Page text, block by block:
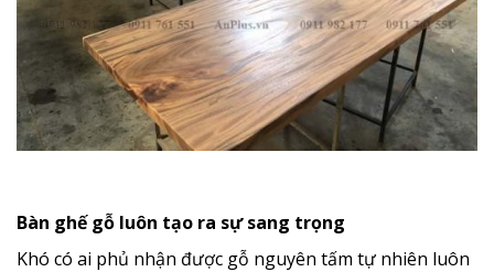
Bàn ghế gỗ luôn tạo ra sự sang trọng
Khó có ai phủ nhận được gỗ nguyên tấm tự nhiên luôn